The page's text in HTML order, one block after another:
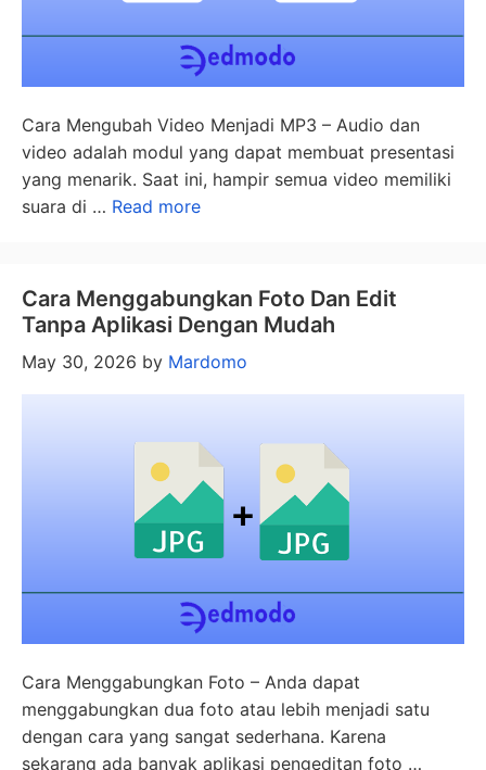
Cara Mengubah Video Menjadi MP3 – Audio dan
video adalah modul yang dapat membuat presentasi
yang menarik. Saat ini, hampir semua video memiliki
suara di … Read more
Cara Menggabungkan Foto Dan Edit
Tanpa Aplikasi Dengan Mudah
May 30, 2026 by Mardomo
Cara Menggabungkan Foto – Anda dapat
menggabungkan dua foto atau lebih menjadi satu
dengan cara yang sangat sederhana. Karena
sekarang ada banyak aplikasi pengeditan foto …